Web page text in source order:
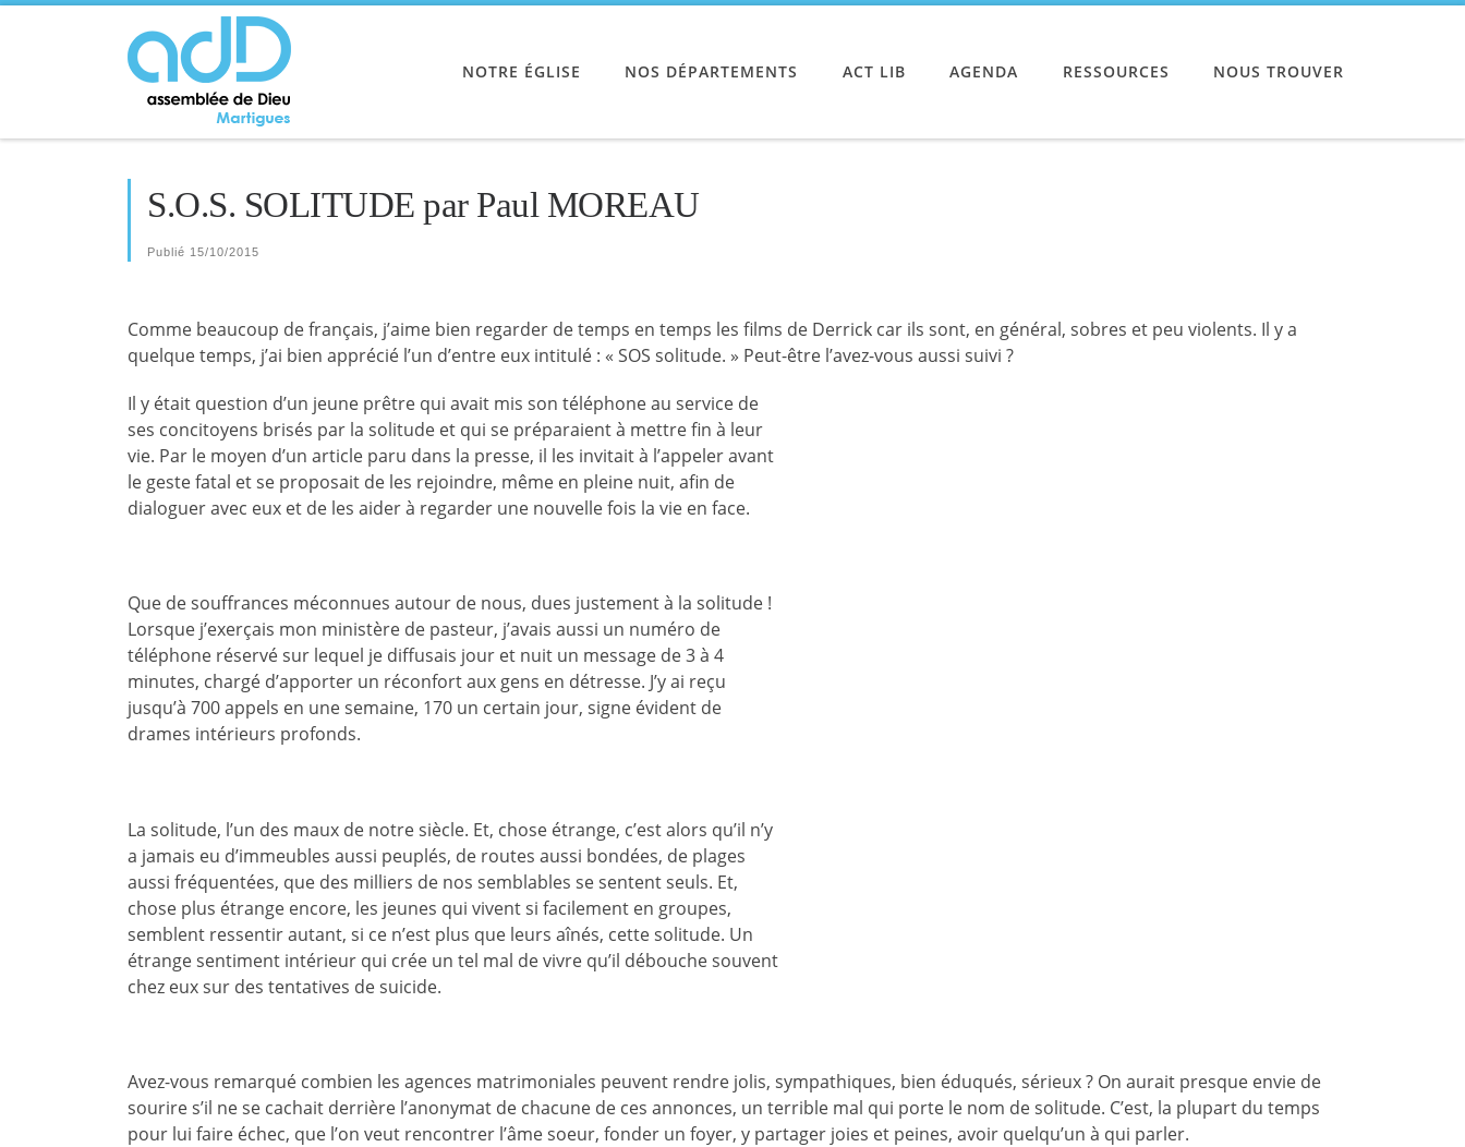
Passer au contenu
NOTRE ÉGLISE NOS DÉPARTEMENTS ACT LIB AGENDA RESSOURCES NOUS TROUVER
S.O.S. SOLITUDE par Paul MOREAU
Publié 15/10/2015
Comme beaucoup de français, j’aime bien regarder de temps en temps les films de Derrick car ils sont, en général, sobres et peu violents. Il y a
quelque temps, j’ai bien apprécié l’un d’entre eux intitulé : « SOS solitude. » Peut-être l’avez-vous aussi suivi ?
Il y était question d’un jeune prêtre qui avait mis son téléphone au service de
ses concitoyens brisés par la solitude et qui se préparaient à mettre fin à leur
vie. Par le moyen d’un article paru dans la presse, il les invitait à l’appeler avant
le geste fatal et se proposait de les rejoindre, même en pleine nuit, afin de
dialoguer avec eux et de les aider à regarder une nouvelle fois la vie en face.
Que de souffrances méconnues autour de nous, dues justement à la solitude !
Lorsque j’exerçais mon ministère de pasteur, j’avais aussi un numéro de
téléphone réservé sur lequel je diffusais jour et nuit un message de 3 à 4
minutes, chargé d’apporter un réconfort aux gens en détresse. J’y ai reçu
jusqu’à 700 appels en une semaine, 170 un certain jour, signe évident de
drames intérieurs profonds.
La solitude, l’un des maux de notre siècle. Et, chose étrange, c’est alors qu’il n’y
a jamais eu d’immeubles aussi peuplés, de routes aussi bondées, de plages
aussi fréquentées, que des milliers de nos semblables se sentent seuls. Et,
chose plus étrange encore, les jeunes qui vivent si facilement en groupes,
semblent ressentir autant, si ce n’est plus que leurs aînés, cette solitude. Un
étrange sentiment intérieur qui crée un tel mal de vivre qu’il débouche souvent
chez eux sur des tentatives de suicide.
Avez-vous remarqué combien les agences matrimoniales peuvent rendre jolis, sympathiques, bien éduqués, sérieux ? On aurait presque envie de
sourire s’il ne se cachait derrière l’anonymat de chacune de ces annonces, un terrible mal qui porte le nom de solitude. C’est, la plupart du temps
pour lui faire échec, que l’on veut rencontrer l’âme soeur, fonder un foyer, y partager joies et peines, avoir quelqu’un à qui parler.